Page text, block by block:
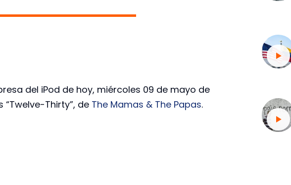
del iPod de hoy, miércoles 09 de mayo de
“Twelve-Thirty”, de The Mamas & The Papas.